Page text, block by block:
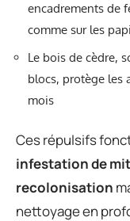
encadrements de
comme sur les
Le bois de cèdre,
blocs, protège les
mois
Ces répulsifs
infestation de
recolonisation
nettoyage en